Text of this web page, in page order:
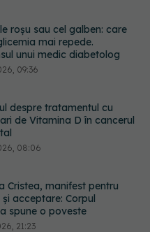
despre tratamentul cu
de Vitamina D în cancerul
08:06
Cristea, manifest pentru
și acceptare: Corpul
spune o poveste
21:23
Valeriu Gheorghiță intră în
Editorial al revistei
Reports, din Nature